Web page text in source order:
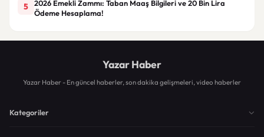
5
2026 Emekli Zammı: Taban Maaş Bilgileri ve 20 Bin Lira
Ödeme Hesaplama!
Yazar Haber
Yazar Haber - En güncel haberler, son dakika gelişmeleri, video haberler
Kategoriler